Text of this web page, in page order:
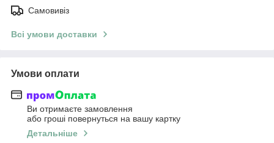
Самовивіз
Всі умови доставки
Умови оплати
Ви отримаєте замовлення
або гроші повернуться на вашу картку
Детальніше